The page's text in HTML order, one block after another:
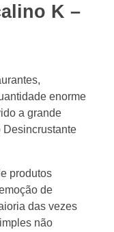
K –
enorme
a grande
Desincrustante
produtos
de
das vezes
não